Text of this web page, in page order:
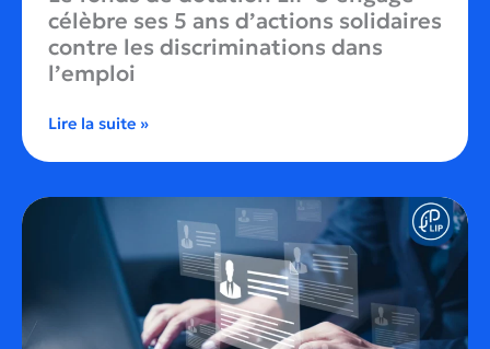
célèbre ses 5 ans d’actions solidaires
contre les discriminations dans
l’emploi
Lire la suite »